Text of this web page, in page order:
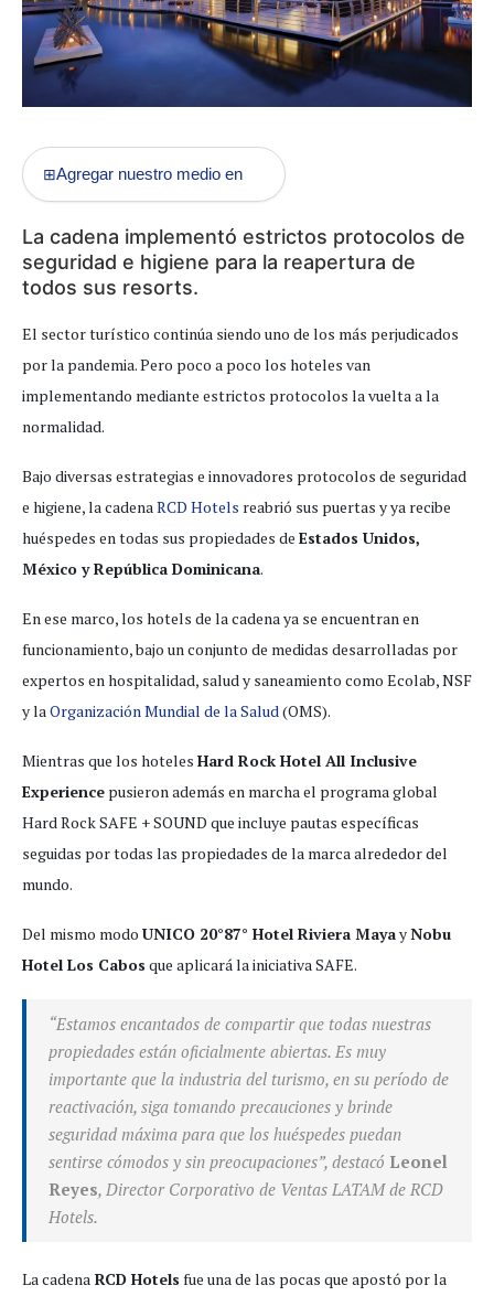
⊞Agregar nuestro medio en
La cadena implementó estrictos protocolos de
seguridad e higiene para la reapertura de
todos sus resorts.
El sector turístico continúa siendo uno de los más perjudicados
por la pandemia. Pero poco a poco los hoteles van
implementando mediante estrictos protocolos la vuelta a la
normalidad.
Bajo diversas estrategias e innovadores protocolos de seguridad
e higiene, la cadenaRCD Hotels reabrió sus puertas y ya recibe
huéspedes en todas sus propiedades de Estados Unidos,
México y República Dominicana.
En ese marco, los hotels de la cadena ya se encuentran en
funcionamiento, bajo un conjunto de medidas desarrolladas por
expertos en hospitalidad, salud y saneamiento como Ecolab, NSF
y laOrganización Mundial de la Salud(OMS).
Mientras que los hoteles Hard Rock Hotel All Inclusive
Experience pusieron además en marcha el programa global
Hard Rock SAFE + SOUND que incluye pautas específicas
seguidas por todas las propiedades de la marca alrededor del
mundo.
Del mismo modo UNICO 20°87° Hotel Riviera MayayNobu
Hotel Los Cabos que aplicará la iniciativa SAFE.
“Estamos encantados de compartir que todas nuestras
propiedades están oficialmente abiertas. Es muy
importante que la industria del turismo, en su período de
reactivación, siga tomando precauciones y brinde
seguridad máxima para que los huéspedes puedan
sentirse cómodos y sin preocupaciones”, destacó Leonel
Reyes, Director Corporativo de Ventas LATAM de RCD
Hotels.
La cadena RCD Hotels fue una de las pocas que apostó por la